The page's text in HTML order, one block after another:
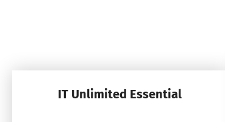
IT Unlimited Essential